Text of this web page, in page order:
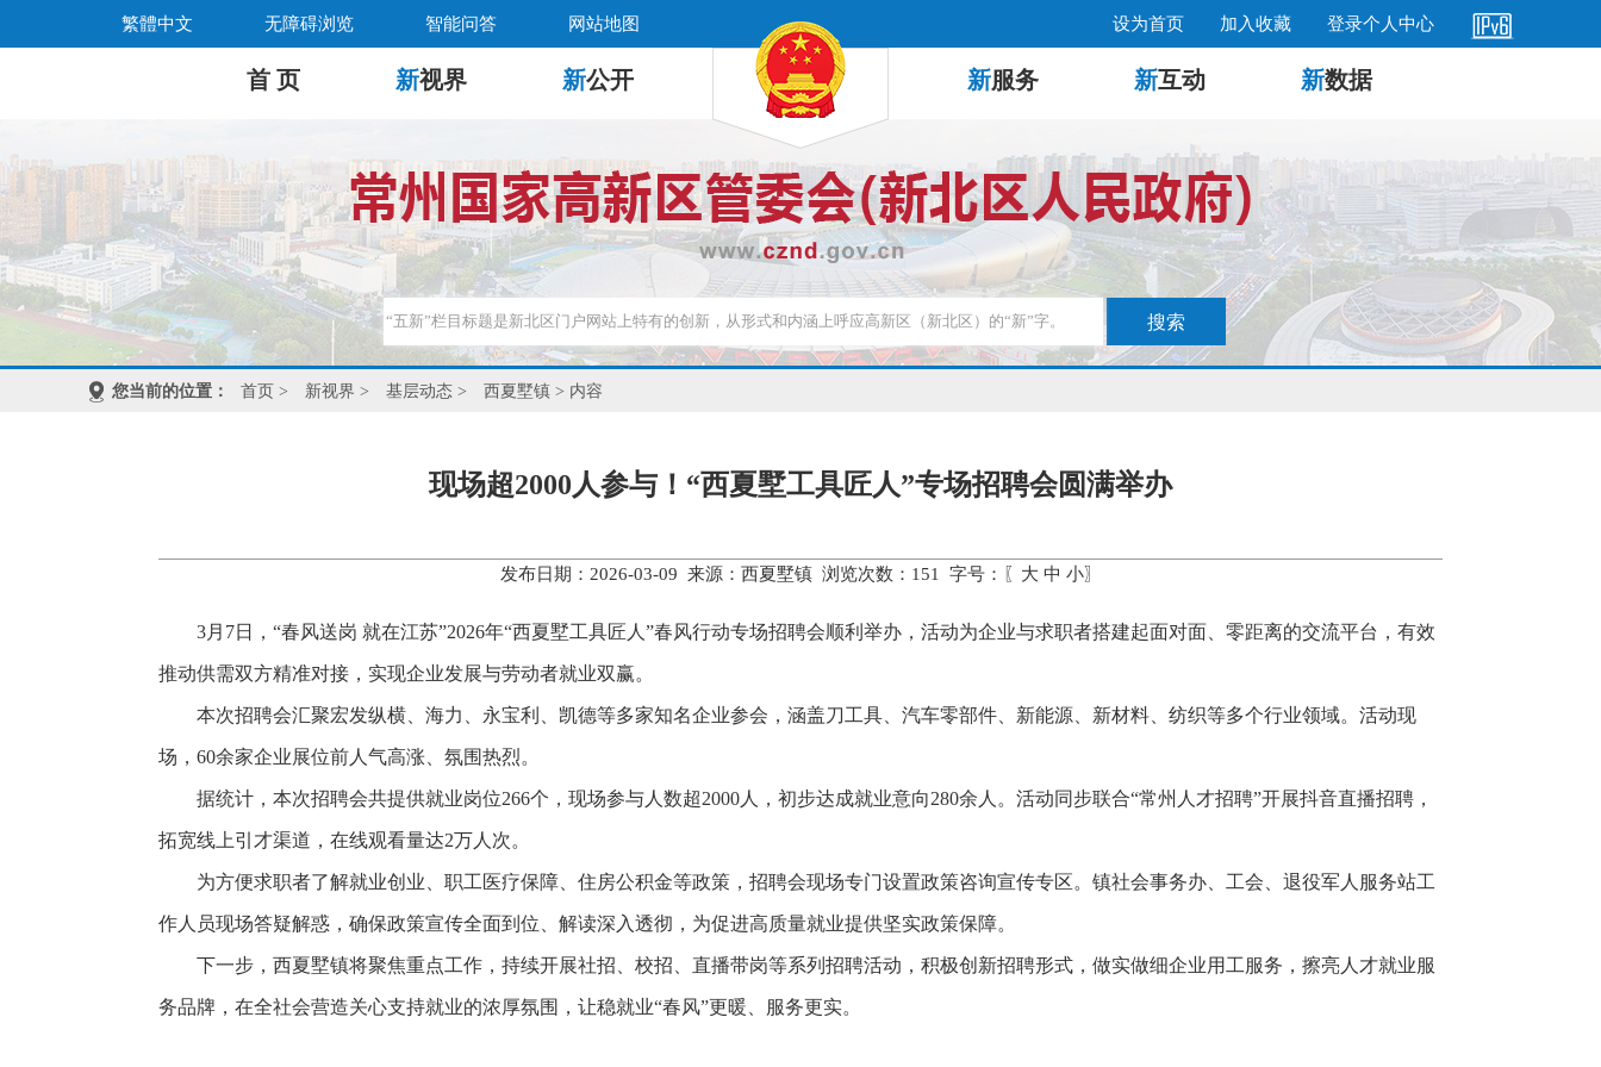
繁體中文 无障碍浏览 智能问答 网站地图 设为首页 加入收藏 登录个人中心
首 页 新视界 新公开 新服务 新互动 新数据
您当前的位置： 首页 > 新视界 > 基层动态 > 西夏墅镇 > 内容
现场超2000人参与！“西夏墅工具匠人”专场招聘会圆满举办
发布日期：2026-03-09 来源：西夏墅镇 浏览次数： 151 字号：〖 大 中 小〗
3月7日，“春风送岗 就在江苏”2026年“西夏墅工具匠人”春风行动专场招聘会顺利举办，活动为企业与求职者搭建起面对面、零距离的交流平台，有效
推动供需双方精准对接，实现企业发展与劳动者就业双赢。
本次招聘会汇聚宏发纵横、海力、永宝利、凯德等多家知名企业参会，涵盖刀工具、汽车零部件、新能源、新材料、纺织等多个行业领域。活动现
场，60余家企业展位前人气高涨、氛围热烈。
据统计，本次招聘会共提供就业岗位266个，现场参与人数超2000人，初步达成就业意向280余人。活动同步联合“常州人才招聘”开展抖音直播招聘，
拓宽线上引才渠道，在线观看量达2万人次。
为方便求职者了解就业创业、职工医疗保障、住房公积金等政策，招聘会现场专门设置政策咨询宣传专区。镇社会事务办、工会、退役军人服务站工
作人员现场答疑解惑，确保政策宣传全面到位、解读深入透彻，为促进高质量就业提供坚实政策保障。
下一步，西夏墅镇将聚焦重点工作，持续开展社招、校招、直播带岗等系列招聘活动，积极创新招聘形式，做实做细企业用工服务，擦亮人才就业服
务品牌，在全社会营造关心支持就业的浓厚氛围，让稳就业“春风”更暖、服务更实。